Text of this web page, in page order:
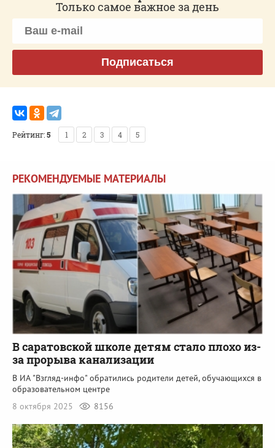
Только самое важное за день
Подписаться
Рейтинг:5 1 2 3 4 5
РЕКОМЕНДУЕМЫЕ МАТЕРИАЛЫ
В саратовской школе детям стало плохо из-
за прорыва канализации
В ИА "Взгляд-инфо" обратились родители детей, обучающихся в
образовательном центре
8 октября 2025
8156